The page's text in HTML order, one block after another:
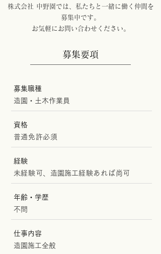
株式会社 中野園では、私たちと一緒に働く仲間を
募集中です。
​お気軽にお問い合わせください。
募集要項
募集職種
造園・土木作業員
資格
普通免許必須
経験
未経験可、 造園施工経験あれば尚可
年齢・学歴
不問
仕事内容
造園施工 全般